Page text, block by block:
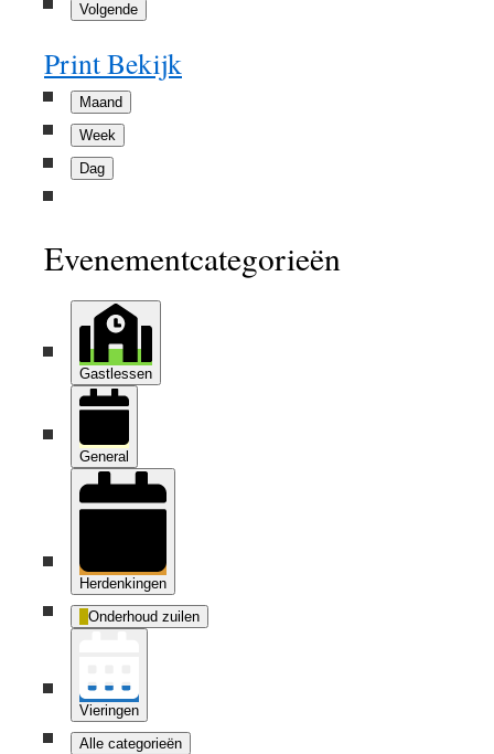
Volgende
PrintBekijk
Maand
Week
Dag
Evenementcategorieën
Gastlessen
General
Herdenkingen
Onderhoud zuilen
Vieringen
Alle categorieën